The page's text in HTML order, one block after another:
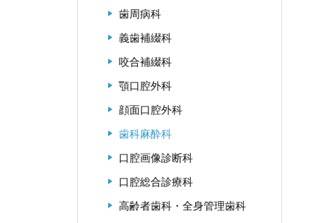
歯周病科
義歯補綴科
咬合補綴科
顎口腔外科
顔面口腔外科
歯科麻酔科
口腔画像診断科
口腔総合診療科
高齢者歯科・全身管理歯科